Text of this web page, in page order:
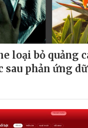
loại bỏ quảng
sau phản ứng